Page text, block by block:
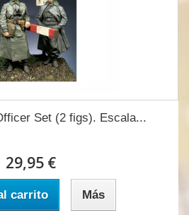
Set (2 figs). Escala...
29,95 €
carrito Más